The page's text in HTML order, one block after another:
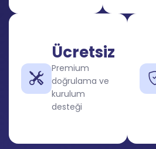
Ücretsiz
Premium
doğrulama ve
kurulum
desteği